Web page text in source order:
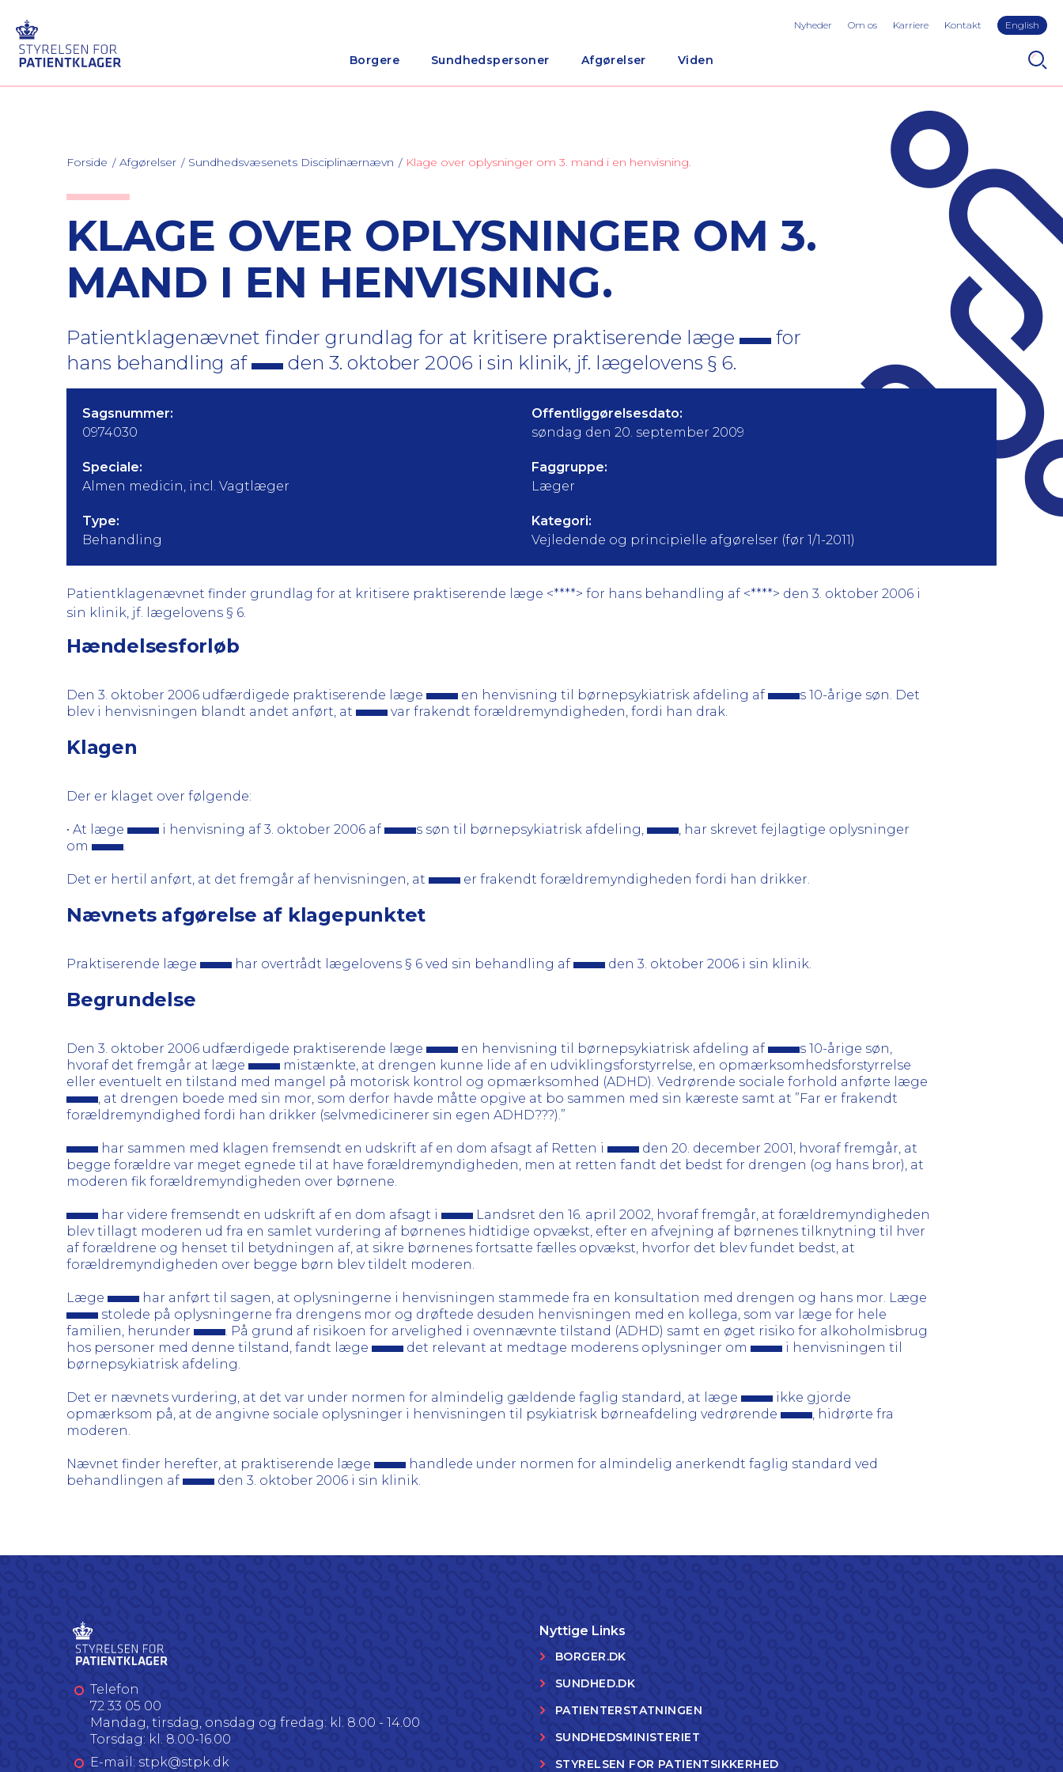
Borgere Sundhedspersoner Afgørelser Viden
Nyheder Om os Karriere Kontakt English
Forside Afgørelser Sundhedsvæsenets Disciplinærnævn Klage over oplysninger om 3. mand i en henvisning.
KLAGE OVER OPLYSNINGER OM 3.
MAND I EN HENVISNING.
Patientklagenævnet finder grundlag for at kritisere praktiserende læge
for
hans behandling af
den 3. oktober 2006 i sin klinik, jf. lægelovens § 6.
Sagsnummer:
0974030
Offentliggørelsesdato:
søndag den 20. september 2009
Speciale:
Almen medicin, incl. Vagtlæger
Faggruppe:
Læger
Type:
Behandling
Kategori:
Vejledende og principielle afgørelser (før 1/1-2011)
Patientklagenævnet finder grundlag for at kritisere praktiserende læge <****> for hans behandling af <****> den 3. oktober 2006 i
sin klinik, jf. lægelovens § 6.
Hændelsesforløb
Den 3. oktober 2006 udfærdigede praktiserende læge en henvisning til børnepsykiatrisk afdeling af
s 10-årige søn. Det
blev i henvisningen blandt andet anført, at
var frakendt forældremyndigheden, fordi han drak.
Klagen
Der er klaget over følgende:
• At læge i henvisning af 3. oktober 2006 af s søn til børnepsykiatrisk afdeling,
, har skrevet fejlagtige oplysninger
om
.
Det er hertil anført, at det fremgår af henvisningen, at er frakendt forældremyndigheden fordi han drikker.
Nævnets afgørelse af klagepunktet
Praktiserende læge har overtrådt lægelovens § 6 ved sin behandling af den 3. oktober 2006 i sin klinik.
Begrundelse
Den 3. oktober 2006 udfærdigede praktiserende læge en henvisning til børnepsykiatrisk afdeling af
s 10-årige søn,
hvoraf det fremgår at læge
mistænkte, at drengen kunne lide af en udviklingsforstyrrelse, en opmærksomhedsforstyrrelse
eller eventuelt en tilstand med mangel på motorisk kontrol og opmærksomhed (ADHD). Vedrørende sociale forhold anførte læge
, at drengen boede med sin mor, som derfor havde måtte opgive at bo sammen med sin kæreste samt at ”Far er frakendt
forældremyndighed fordi han drikker (selvmedicinerer sin egen ADHD???).”
har sammen med klagen fremsendt en udskrift af en dom afsagt af Retten i
den 20. december 2001, hvoraf fremgår, at
begge forældre var meget egnede til at have forældremyndigheden, men at retten fandt det bedst for drengen (og hans bror), at
moderen fik forældremyndigheden over børnene.
har videre fremsendt en udskrift af en dom afsagt i
Landsret den 16. april 2002, hvoraf fremgår, at forældremyndigheden
blev tillagt moderen ud fra en samlet vurdering af børnenes hidtidige opvækst, efter en afvejning af børnenes tilknytning til hver
af forældrene og henset til betydningen af, at sikre børnenes fortsatte fælles opvækst, hvorfor det blev fundet bedst, at
forældremyndigheden over begge børn blev tildelt moderen.
Læge
har anført til sagen, at oplysningerne i henvisningen stammede fra en konsultation med drengen og hans mor. Læge
stolede på oplysningerne fra drengens mor og drøftede desuden henvisningen med en kollega, som var læge for hele
familien, herunder
. På grund af risikoen for arvelighed i ovennævnte tilstand (ADHD) samt en øget risiko for alkoholmisbrug
hos personer med denne tilstand, fandt læge
det relevant at medtage moderens oplysninger om
i henvisningen til
børnepsykiatrisk afdeling.
Det er nævnets vurdering, at det var under normen for almindelig gældende faglig standard, at læge
ikke gjorde
opmærksom på, at de angivne sociale oplysninger i henvisningen til psykiatrisk børneafdeling vedrørende
, hidrørte fra
moderen.
Nævnet finder herefter, at praktiserende læge
handlede under normen for almindelig anerkendt faglig standard ved
behandlingen af
den 3. oktober 2006 i sin klinik.
Telefon
72 33 05 00
Mandag, tirsdag, onsdag og fredag: kl. 8.00 - 14.00
Torsdag: kl. 8.00-16.00
E-mail: stpk@stpk.dk
Nyttige Links
BORGER.DK
SUNDHED.DK
PATIENTERSTATNINGEN
SUNDHEDSMINISTERIET
STYRELSEN FOR PATIENTSIKKERHED